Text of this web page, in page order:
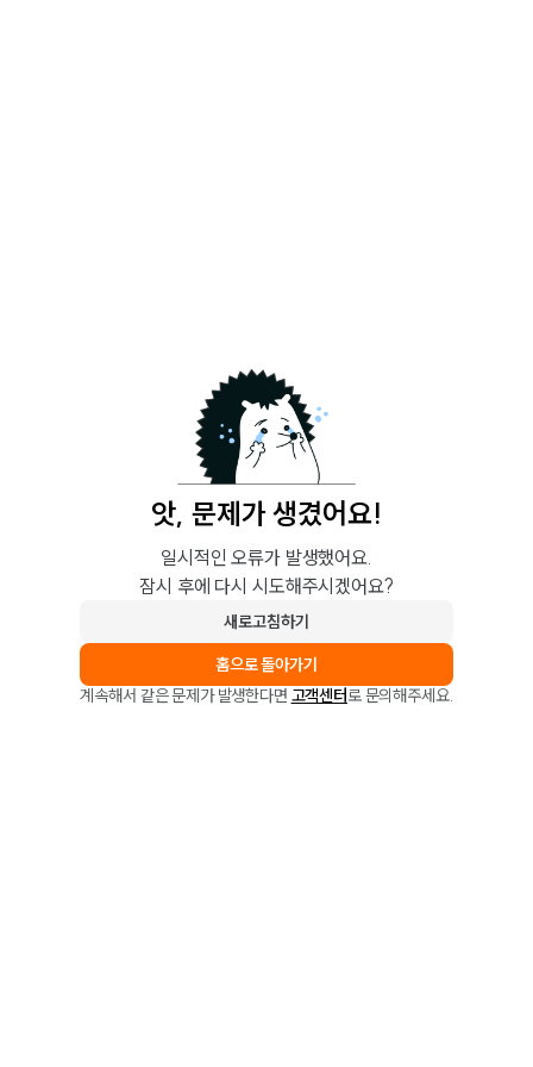
앗, 문제가 생겼어요!
일시적인 오류가 발생했어요.
잠시 후에 다시 시도해주시겠어요?
새로고침하기
홈으로 돌아가기
계속해서 같은 문제가 발생한다면 고객센터로 문의해주세요.